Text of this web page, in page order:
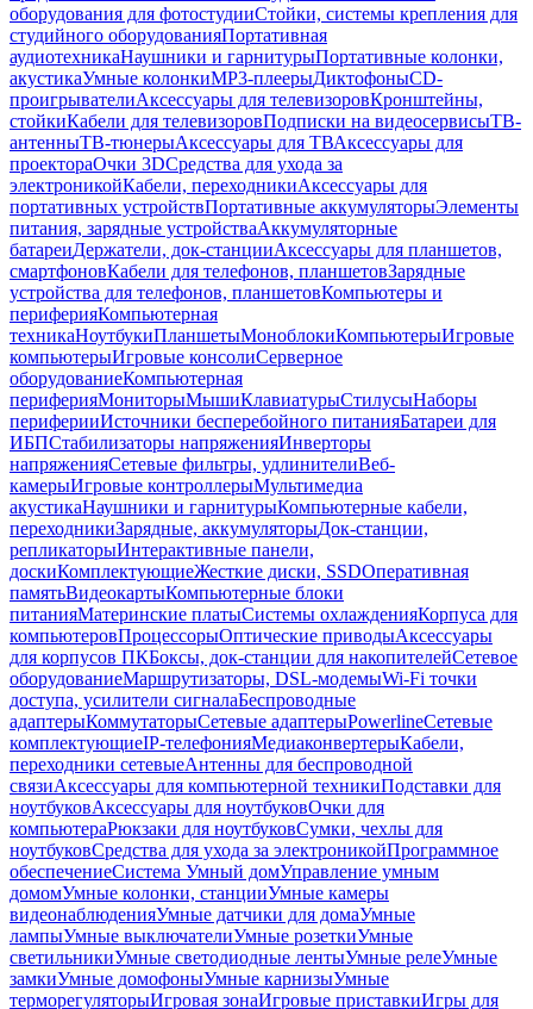
оборудования для фотостудииСтойки, системы крепления для
студийного оборудованияПортативная
аудиотехникаНаушники и гарнитурыПортативные колонки,
акустикаУмные колонкиMP3-плеерыДиктофоныCD-
проигрывателиАксессуары для телевизоровКронштейны,
стойкиКабели для телевизоровПодписки на видеосервисыТВ-
антенныТВ-тюнерыАксессуары для ТВАксессуары для
проектораОчки 3DСредства для ухода за
электроникойКабели, переходникиАксессуары для
портативных устройствПортативные аккумуляторыЭлементы
питания, зарядные устройстваАккумуляторные
батареиДержатели, док-станцииАксессуары для планшетов,
смартфоновКабели для телефонов, планшетовЗарядные
устройства для телефонов, планшетовКомпьютеры и
периферияКомпьютерная
техникаНоутбукиПланшетыМоноблокиКомпьютерыИгровые
компьютерыИгровые консолиСерверное
оборудованиеКомпьютерная
периферияМониторыМышиКлавиатурыСтилусыНаборы
периферииИсточники бесперебойного питанияБатареи для
ИБПСтабилизаторы напряженияИнверторы
напряженияСетевые фильтры, удлинителиВеб-
камерыИгровые контроллерыМультимедиа
акустикаНаушники и гарнитурыКомпьютерные кабели,
переходникиЗарядные, аккумуляторыДок-станции,
репликаторыИнтерактивные панели,
доскиКомплектующиеЖесткие диски, SSDОперативная
памятьВидеокартыКомпьютерные блоки
питанияМатеринские платыСистемы охлажденияКорпуса для
компьютеровПроцессорыОптические приводыАксессуары
для корпусов ПКБоксы, док-станции для накопителейСетевое
оборудованиеМаршрутизаторы, DSL-модемыWi-Fi точки
доступа, усилители сигналаБеспроводные
адаптерыКоммутаторыСетевые адаптерыPowerlineСетевые
комплектующиеIP-телефонияМедиаконвертерыКабели,
переходники сетевыеАнтенны для беспроводной
связиАксессуары для компьютерной техникиПодставки для
ноутбуковАксессуары для ноутбуковОчки для
компьютераРюкзаки для ноутбуковСумки, чехлы для
ноутбуковСредства для ухода за электроникойПрограммное
обеспечениеСистема Умный домУправление умным
домомУмные колонки, станцииУмные камеры
видеонаблюденияУмные датчики для домаУмные
лампыУмные выключателиУмные розеткиУмные
светильникиУмные светодиодные лентыУмные релеУмные
замкиУмные домофоныУмные карнизыУмные
терморегуляторыИгровая зонаИгровые приставкиИгры для